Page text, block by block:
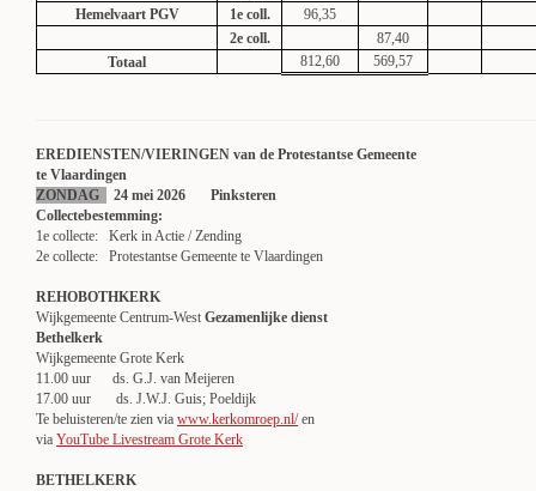
Hemelvaart PGV
1e coll.
96,35
2e coll.
87,40
Totaal
812,60 569,57
EREDIENSTEN/VIERINGEN van de Protestantse Gemeente
te Vlaardingen
ZONDAG
24 mei 2026 Pinksteren
Collectebestemming:
1e collecte: Kerk in Actie / Zending
2e collecte: Protestantse Gemeente te Vlaardingen
REHOBOTHKERK
Wijkgemeente Centrum-West Gezamenlijke dienst
Bethelkerk
Wijkgemeente Grote Kerk
11.00 uur ds. G.J. van Meijeren
17.00 uur ds. J.W.J. Guis; Poeldijk
Te beluisteren/te zien via www.kerkomroep.nl/en
via YouTube Livestream Grote Kerk
BETHELKERK